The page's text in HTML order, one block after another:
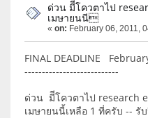
ด่วน มีีโควตาไป
เมษายนนี
« on: February 06, 2011,
FINAL DEADLINE
---------------------------
ด่วน มีีโควตาไป research
เมษายนนี้เหลือ 1 ที่ครับ --